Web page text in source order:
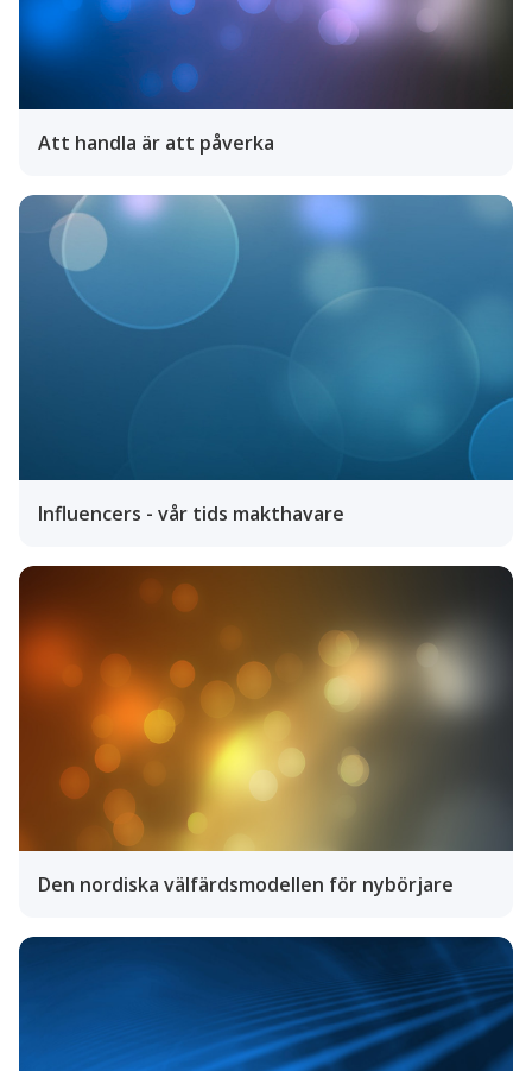
Att handla är att påverka
Influencers - vår tids makthavare
Den nordiska välfärdsmodellen för nybörjare